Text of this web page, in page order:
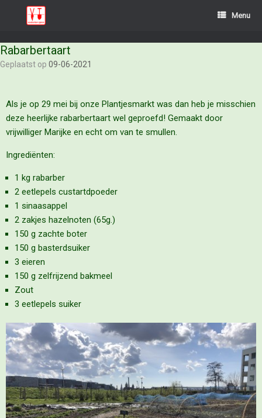
Menu
Rabarbertaart
Geplaatst op 09-06-2021
Als je op 29 mei bij onze Plantjesmarkt was dan heb je misschien
deze heerlijke rabarbertaart wel geproefd! Gemaakt door
vrijwilliger Marijke en echt om van te smullen.
Ingrediënten:
1 kg rabarber
2 eetlepels custartdpoeder
1 sinaasappel
2 zakjes hazelnoten (65g.)
150 g zachte boter
150 g basterdsuiker
3 eieren
150 g zelfrijzend bakmeel
Zout
3 eetlepels suiker